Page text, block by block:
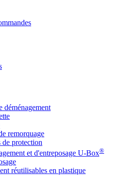
déménagement
remorquage
de protection
et d'entreposage U-Box®
réutilisables en plastique